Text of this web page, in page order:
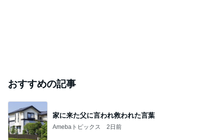
おすすめの記事
家に来た父に言われ救われた言葉
Amebaトピックス 2日前